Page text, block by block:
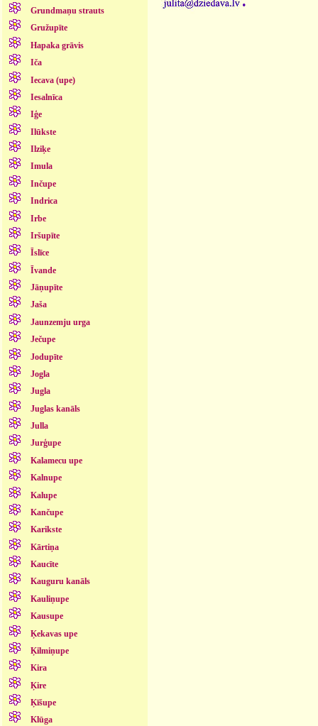
Grundmaņu strauts
Gružupīte
Hapaka grāvis
Iča
Iecava (upe)
Iesalnīca
Iģe
Ilūkste
Ilziķe
Imula
Inčupe
Indrica
Irbe
Iršupīte
Īslīce
Īvande
Jāņupīte
Jaša
Jaunzemju urga
Ječupe
Jodupīte
Jogla
Jugla
Juglas kanāls
Julla
Jurģupe
Kalamecu upe
Kalnupe
Kalupe
Kančupe
Karikste
Kārtiņa
Kaucīte
Kauguru kanāls
Kauliņupe
Kausupe
Ķekavas upe
Ķilmiņupe
Kira
Ķire
Ķīšupe
Klūga